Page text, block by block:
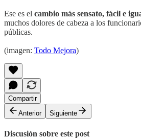
Ese es el cambio más sensato, fácil e
muchos dolores de cabeza a los
públicas.
(imagen: Todo Mejora)
Compartir
Anterior
Siguiente
Discusión sobre este post